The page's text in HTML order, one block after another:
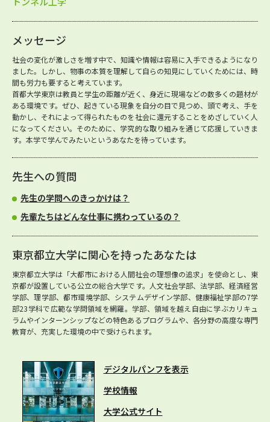
メッセージ
社会の変化が激しさを増す中で、知識や情報は容易に入手できるようになり
ました。しかし、物事の本質を理解して自らの知見にしていくためには、時
間も労力も要すると考えています。
首都大学東京は教員と学生の距離が近く、身近に現場などの数多くの題材が
ある環境です。ぜひ、起きている現象を自分の目で見つめ、頭で考え、手を
動かし、それによって得られたものを社会に還元することをめざしていく人
になってください。そのために、学究的な取り組みを通じて応援していきま
す。本学で学んでみたいというあなたを待っています。
先生への質問
先生の学問へのきっかけは？
先輩たちはどんな仕事に携わっているの？
東京都立大学に関心を持ったあなたは
東京都立大学は「大都市における人間社会の理想像の追求」を使命とし、東
京都が設置している公立の総合大学です。人文社会学部、法学部、経済経営
学部、理学部、都市環境学部、システムデザイン学部、健康福祉学部の7学
部23学科で広範な学問領域を網羅。学部、領域を越え自由に学ぶカリキュ
ラムやインターンシップなどの特色あるプログラムや、各分野の高度な専門
教育が、充実した環境の中で受けられます。
デジタルパンフを表示
学校情報
大学公式サイト